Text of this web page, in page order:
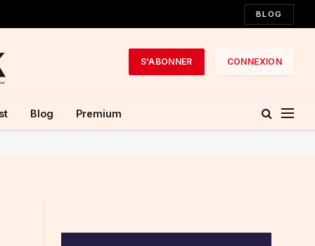
BLOG
S'ABONNER CONNEXION
Blog Premium